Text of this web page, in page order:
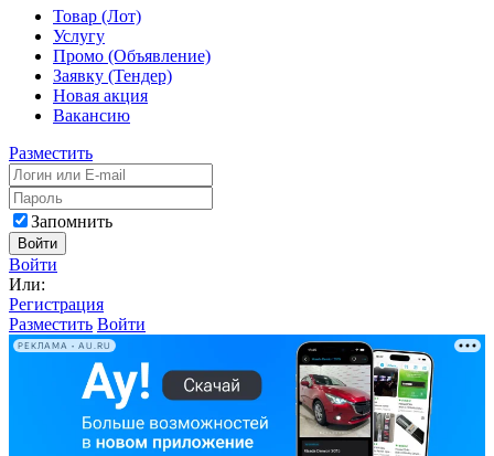
Товар (Лот)
Услугу
Промо (Объявление)
Заявку (Тендер)
Новая акция
Вакансию
Разместить
Запомнить
Войти
Войти
Или:
Регистрация
Разместить Войти
РЕКЛАМА • AU.RU